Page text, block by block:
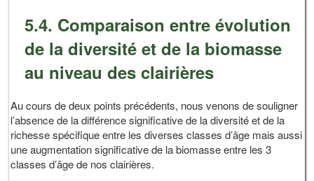
5.4. Comparaison entre évolution
de la diversité et de la biomasse
au niveau des clairières
Au cours de deux points précédents, nous venons de souligner
l’absence de la différence significative de la diversité et de la
richesse spécifique entre les diverses classes d’âge mais aussi
une augmentation significative de la biomasse entre les 3
classes d’âge de nos clairières.